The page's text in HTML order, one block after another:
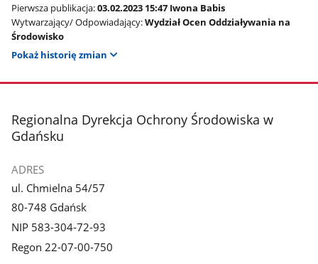
Pierwsza publikacja:03.02.2023 15:47 Iwona Babis
Wytwarzający/ Odpowiadający:Wydział Ocen Oddziaływania na
Środowisko
Pokaż historię zmian
stopka
Regionalna Dyrekcja Ochrony Środowiska w
Gdańsku
ADRES
ul. Chmielna 54/57
80-748 Gdańsk
NIP 583-304-72-93
Regon 22-07-00-750